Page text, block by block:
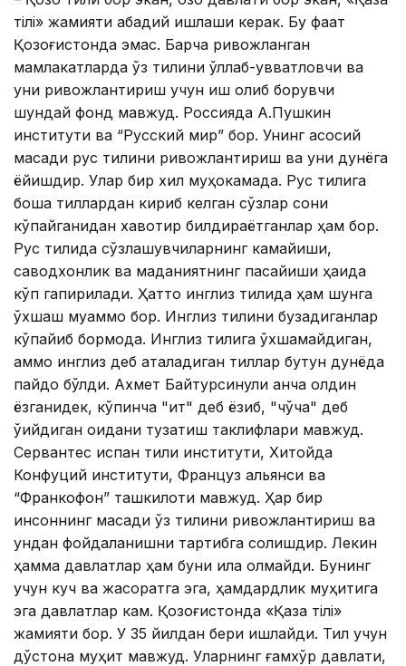
тілі» жамияти абадий ишлаши керак. Бу фақат
Қозоғистонда эмас. Барча ривожланган
мамлакатларда ўз тилини қўллаб-қувватловчи ва
уни ривожлантириш учун иш олиб борувчи
шундай фонд мавжуд. Россияда А.Пушкин
институти ва “Русский мир” бор. Унинг асосий
мақсади рус тилини ривожлантириш ва уни дунёга
ёйишдир. Улар бир хил муҳокамада. Рус тилига
бошқа тиллардан кириб келган сўзлар сони
кўпайганидан хавотир билдираётганлар ҳам бор.
Рус тилида сўзлашувчиларнинг камайиши,
саводхонлик ва маданиятнинг пасайиши ҳақида
кўп гапирилади. Ҳатто инглиз тилида ҳам шунга
ўхшаш муаммо бор. Инглиз тилини бузадиганлар
кўпайиб бормоқда. Инглиз тилига ўхшамайдиган,
аммо инглиз деб аталадиган тиллар бутун дунёда
пайдо бўлди. Ахмет ​​Байтурсинули анча олдин
ёзганидек, кўпинча "ит" деб ёзиб, "чўчқа" деб
ўқийдиган қоидани тузатиш таклифлари мавжуд.
Сервантес испан тили институти, Хитойда
Конфуций институти, Француз альянси ва
“Франкофон” ташкилоти мавжуд. Ҳар бир
инсоннинг мақсади ўз тилини ривожлантириш ва
ундан фойдаланишни тартибга солишдир. Лекин
ҳамма давлатлар ҳам буни қила олмайди. Бунинг
учун куч ва жасоратга эга, ҳамдардлик муҳитига
эга давлатлар кам. Қозоғистонда «Қазақ тілі»
жамияти бор. У 35 йилдан бери ишлайди. Тил учун
дўстона муҳит мавжуд. Уларнинг ғамхўр давлати,